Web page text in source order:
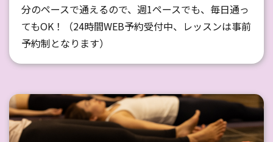
分のペースで通えるので、週1ペースでも、毎日通っ
てもOK！（24時間WEB予約受付中、レッスンは事前
予約制となります）